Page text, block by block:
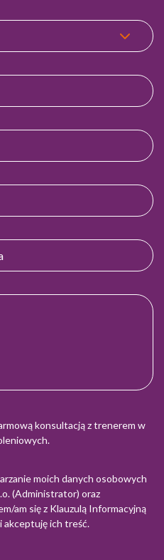
konsultacją z trenerem w
moich danych osobowych
(Administrator) oraz
am się z Klauzulą Informacyjną
i akceptuję ich treść.